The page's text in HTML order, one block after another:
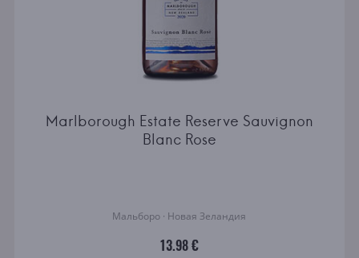
Marlborough Estate Reserve Sauvignon
Blanc Rose
Мальборо · Новая Зеландия
13.98 €